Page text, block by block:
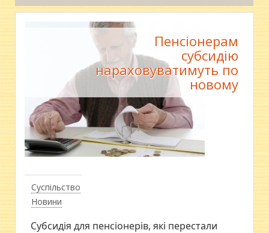
Суспільство
Новини
Пенсіонерам
субсидію
нараховуватимуть по
новому
Субсидія для пенсіонерів, які перестали